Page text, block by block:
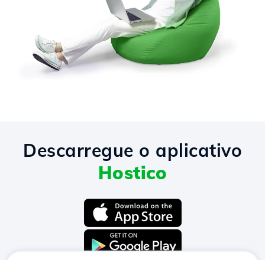
Descarregue o aplicativo
Hostico